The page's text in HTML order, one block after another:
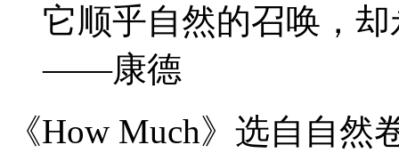
它顺乎自然的召唤，
——康德
《How Much》选自自